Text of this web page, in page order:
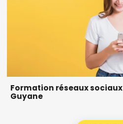
Formation réseaux sociaux
Guyane